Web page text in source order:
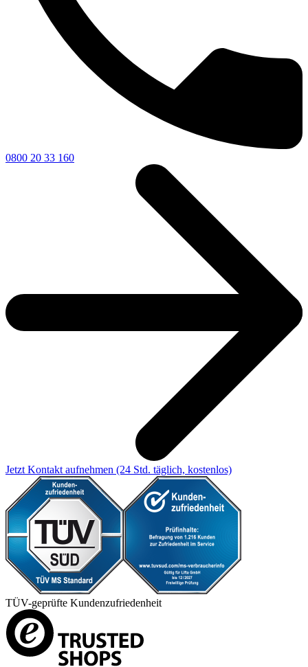
0800 20 33 160
Jetzt Kontakt aufnehmen (24 Std. täglich, kostenlos)
TÜV-geprüfte Kundenzufriedenheit